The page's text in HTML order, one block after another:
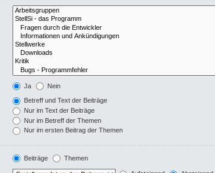
Ja Nein
Betreff und Text der Beiträge
Nur im Text der Beiträge
Nur im Betreff der Themen
Nur im ersten Beitrag der Themen
Beiträge Themen